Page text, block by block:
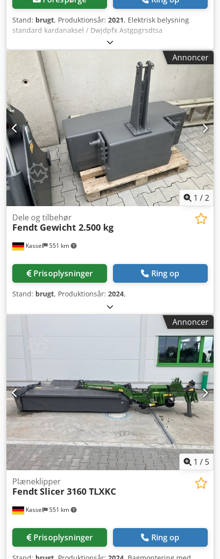
Stand: brugt, Produktionsår: 2021, Elektrisk belysning
standard kardanaksel / Dwjdpfx Astgpgrsdtsa
Annoncer
1 /2
Kassel 551 km
Dele og tilbehør
Fendt Gewicht 2.500 kg
Prisoplysninger Ring op
Stand: brugt, Produktionsår: 2024,
Annoncer
1 / 5
Kassel 551 km
Plæneklipper
FendtSlicer 3160 TLXKC
Prisoplysninger Ring op